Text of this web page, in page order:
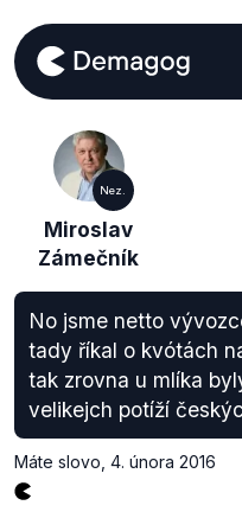
Nez.
Miroslav
Zámečník
No jsme netto
tady říkal o kvótách
tak zrovna u mlíka
velikejch potíží
Máte slovo 4. února 2016